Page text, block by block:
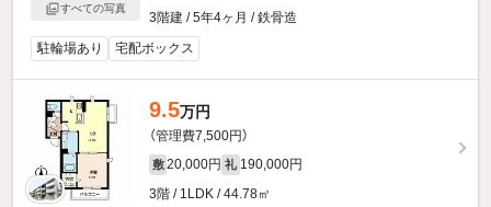
すべての写真
3階建 / 5年4ヶ月 / 鉄骨造
駐輪場あり
宅配ボックス
9.5万円
（管理費7,500円）
敷 20,000円 礼 190,000円
3階 / 1LDK / 44.78㎡